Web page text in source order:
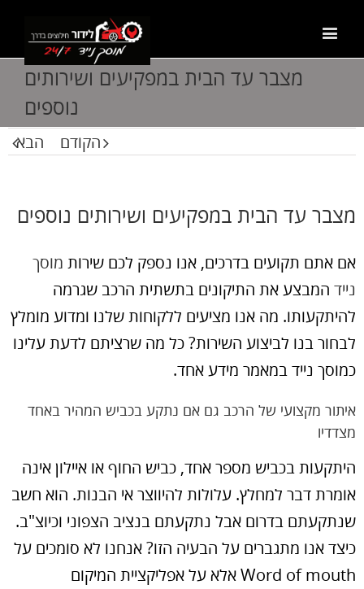
מצבר עד הבית במפקיעים ושירותים
נוספים
הקודם הבא
מצבר עד הבית במפקיעים ושירותים נוספים
אם אתם תקועים בדרכים, אנו נספק לכם שירות מוסך
נייד המבצע את התיקונים בתשתית הרכב שגרמה
להיתקעותו. מה אנו מציעים ללקוחות שלנו ומדוע מומלץ
לבחור בנו לביצוע השירות? כל מה שרציתם לדעת עלינו
כמוסך נייד במאמר מידע אחד.
איתור מקצועי של הרכב גם אם נתקע בכביש המהיר באחד
מצדדיו
היתקעות בכביש מספר אחד, כביש החוף או איילון אינה
אומרת דבר למחלץ. עלולות להיווצר אי הבנות. הוא חשב
שנתקעתם בדרום אבל נתקעתם בנציב הצפוני וכיוצ"ב.
כיצד אנו מתגברים על הבעיה הזו? אנחנו לא סומכים על
Word of mouth אלא על אפליקציית המיקום